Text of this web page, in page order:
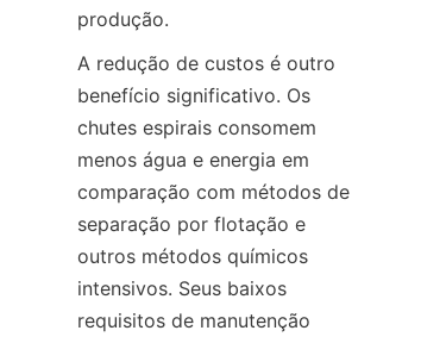
produção.
A redução de custos é outro
benefício significativo. Os
chutes espirais consomem
menos água e energia em
comparação com métodos de
separação por flotação e
outros métodos químicos
intensivos. Seus baixos
requisitos de manutenção